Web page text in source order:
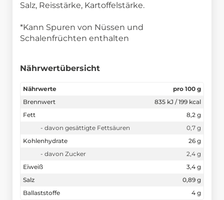
Salz, Reisstärke, Kartoffelstärke.
*Kann Spuren von Nüssen und
Schalenfrüchten enthalten
Nährwertübersicht
Nährwerte
pro 100 g
Brennwert
835 kJ / 199 kcal
Fett
8,2 g
- davon gesättigte Fettsäuren
0,7 g
Kohlenhydrate
26 g
- davon Zucker
2,4 g
Eiweiß
3,4 g
Salz
0,89 g
Ballaststoffe
4 g